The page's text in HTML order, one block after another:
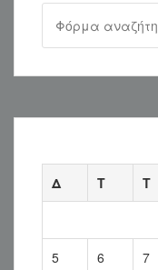
Δ
Τ Τ
5 6 7